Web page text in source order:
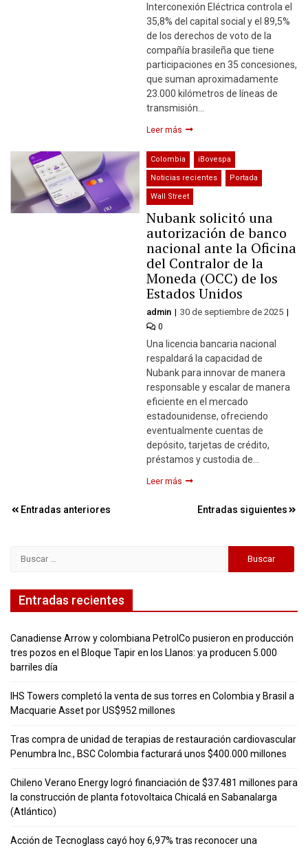
Interconexión Eléctrica controla el
35,8% del capital social y el 89,5%
de los derechos de voto de la
compañía brasileña que tiene
participaciones en 35 concesiones,
que suman aproximadamente
23.000 kilómetros de líneas de
transmisión…
Leer más
Colombia iBovespa
Noticias recientes Portada
Wall Street
Nubank solicitó una
autorización de banco
nacional ante la Oficina
del Contralor de la
Moneda (OCC) de los
Estados Unidos
admin 30 de septiembre de 2025
0
Una licencia bancaria nacional
respaldará la capacidad de
Nubank para innovar de manera
responsable y escalar de manera
eficiente en el mercado
estadounidense, ofreciendo
eventualmente cuentas de
depósito, tarjetas de crédito,
préstamos y custodia de…
Leer más
Navegación
entradas
Entradas anteriores Entradas siguientes
Entradas recientes
Canadiense Arrow y colombiana PetrolCo pusieron en producción
tres pozos en el Bloque Tapir en los Llanos: ya producen 5.000
barriles día
IHS Towers completó la venta de sus torres en Colombia y Brasil a
Macquarie Asset por US$952 millones
Tras compra de unidad de terapias de restauración cardiovascular
Penumbra Inc., BSC Colombia facturará unos $400.000 millones
Chileno Verano Energy logró financiación de $37.481 millones para
la construcción de planta fotovoltaica Chicalá en Sabanalarga
(Atlántico)
Acción de Tecnoglass cayó hoy 6,97% tras reconocer una